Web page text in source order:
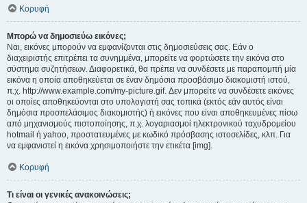
Κορυφή
Μπορώ να δημοσιεύω εικόνες;
Ναι, εικόνες μπορούν να εμφανίζονται στις δημοσιεύσεις σας. Εάν ο
διαχειριστής επιτρέπει τα συνημμένα, μπορείτε να φορτώσετε την εικόνα στο
σύστημα συζητήσεων. Διαφορετικά, θα πρέπει να συνδέσετε με παραπομπή μία
εικόνα η οποία αποθηκεύεται σε έναν δημόσια προσβάσιμο διακομιστή ιστού,
π.χ. http://www.example.com/my-picture.gif. Δεν μπορείτε να συνδέσετε εικόνες
οι οποίες αποθηκεύονται στο υπολογιστή σας τοπικά (εκτός εάν αυτός είναι
δημόσια προσπελάσιμος διακομιστής) ή εικόνες που είναι αποθηκευμένες πίσω
από μηχανισμούς πιστοποίησης, π.χ. λογαριασμοί ηλεκτρονικού ταχυδρομείου
hotmail ή yahoo, προστατευμένες με κωδικό πρόσβασης ιστοσελίδες, κλπ. Για
να εμφανιστεί η εικόνα χρησιμοποιήστε την ετικέτα [img].
Κορυφή
Τι είναι οι γενικές ανακοινώσεις;